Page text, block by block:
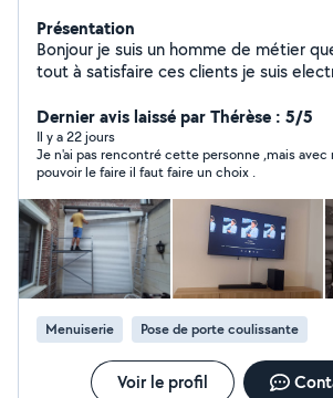
Présentation
Bonjour je suis un homme de métier
tout à satisfaire ces clients je suis
beaucoup d'expérience Hommes toutes mains dans
beaucoup de tâches bricolages
contacter pour vos travaux dépannage ou d'amélioration
intérieur et extérieur ainsi que
store ou terrassement et motorisation dépannage
réparation de volets électriques et
pas à me contacter pour plus
cordialement
Dernier avis laissé par Thérèse : 5/5
Il y a 22 jours
Je n'ai pas rencontré cette personne ,mais avec
pouvoir le faire il faut faire un choix .
Menuiserie Pose de porte coulissante
Voir le profil